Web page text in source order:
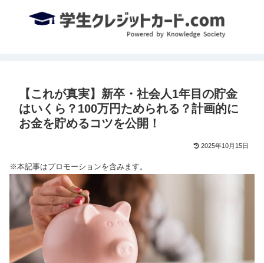
【これが真実】新卒・社会人1年目の貯金
はいくら？100万円ためられる？計画的に
お金を貯めるコツを公開！
2025年10月15日
※本記事はプロモーションを含みます。